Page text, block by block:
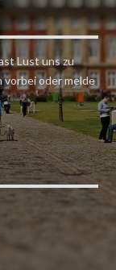
Lust uns zu
vorbei oder melde